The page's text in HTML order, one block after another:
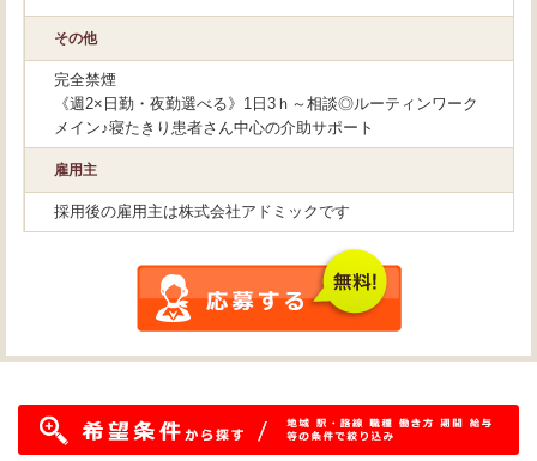
その他
完全禁煙
《週2×日勤・夜勤選べる》1日3ｈ～相談◎ルーティンワーク
メイン♪寝たきり患者さん中心の介助サポート
雇用主
採用後の雇用主は株式会社アドミックです